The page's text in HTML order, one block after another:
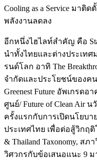
Cooling as a Service มาติ
พลังงานลดลง
อีกหนึ่งไฮไลท์สำคัญ คือ
นำทั้งไทยและต่างประเทศ
รนด์โลก อาทิ The
จำกัดและประโยชน์ของคนไ
Greenest Future อัพเกรด
ศูนย์/ Future of Clean Air
ครั้งแรกกับการเปิดนโยบ
ประเทศไทย เพื่อต่อสู้วิกฤติ
& Thailand Taxonomy, ส
วิศวกรกับข้อเสนอแนะ 9